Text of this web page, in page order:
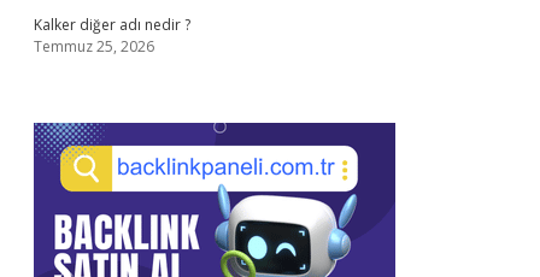
Kalker diğer adı nedir ?
Temmuz 25, 2026